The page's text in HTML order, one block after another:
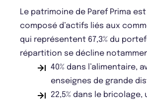
Le patrimoine de Paref Prima
composé d’actifs liés aux
qui représentent 67,3% du
répartition se décline
40% dans l’alimentaire,
enseignes de grande
22,5% dans le